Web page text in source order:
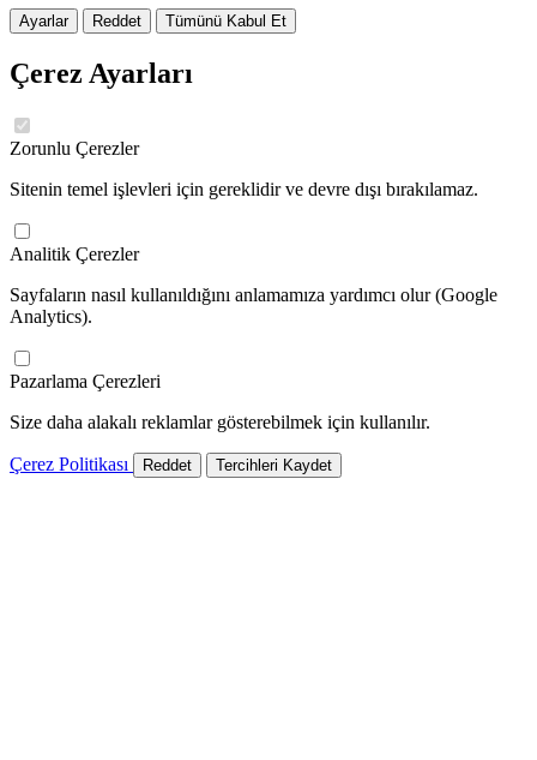
Ayarlar Reddet Tümünü Kabul Et
Çerez Ayarları
Zorunlu Çerezler
Sitenin temel işlevleri için gereklidir ve devre dışı bırakılamaz.
Analitik Çerezler
Sayfaların nasıl kullanıldığını anlamamıza yardımcı olur (Google
Analytics).
Pazarlama Çerezleri
Size daha alakalı reklamlar gösterebilmek için kullanılır.
Çerez Politikası Reddet Tercihleri Kaydet